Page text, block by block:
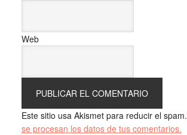
Web
Este sitio usa Akismet para reducir el spam.
se procesan los datos de tus comentarios.